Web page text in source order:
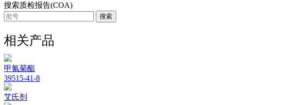
搜索质检报告(COA)
搜索
相关产品
甲氰菊酯
39515-41-8
艾氏剂